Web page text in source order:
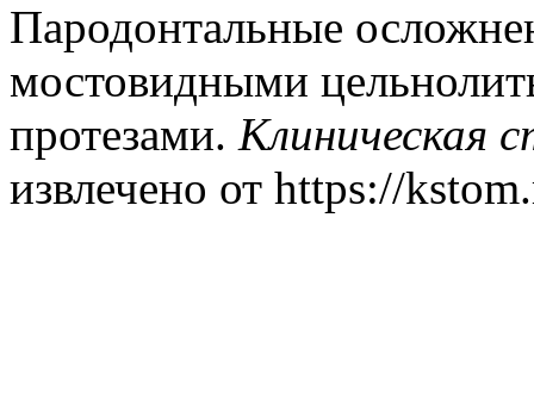
Пародонтальные
мостовидными
протезами. Клиническая
извлечено от https://